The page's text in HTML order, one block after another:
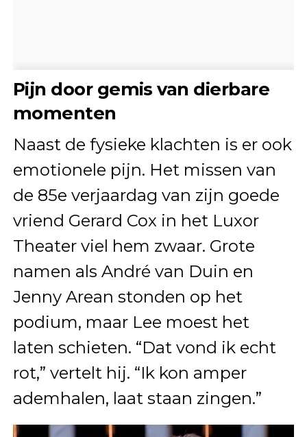
Pijn door gemis van dierbare
momenten
Naast de fysieke klachten is er ook
emotionele pijn. Het missen van
de 85e verjaardag van zijn goede
vriend Gerard Cox in het Luxor
Theater viel hem zwaar. Grote
namen als André van Duin en
Jenny Arean stonden op het
podium, maar Lee moest het
laten schieten. “Dat vond ik echt
rot,” vertelt hij. “Ik kon amper
ademhalen, laat staan zingen.”